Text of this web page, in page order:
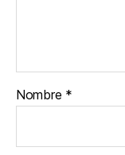
Nombre *